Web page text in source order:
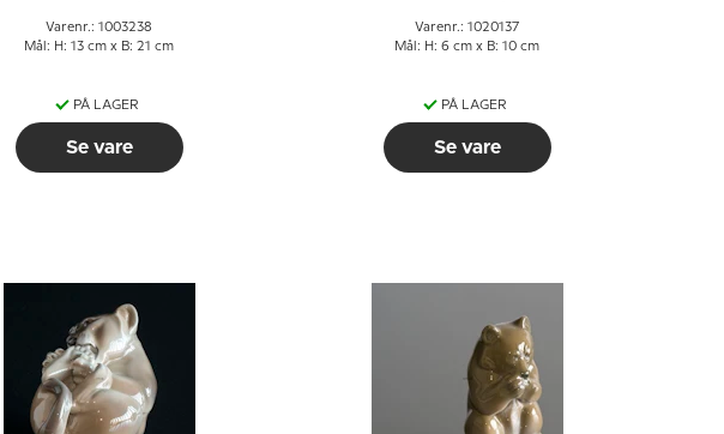
Varenr.: 1003238
Mål: H: 13 cm x B: 21 cm
PÅ LAGER
Se vare
Varenr.: 1020137
Mål: H: 6 cm x B: 10 cm
PÅ LAGER
Se vare